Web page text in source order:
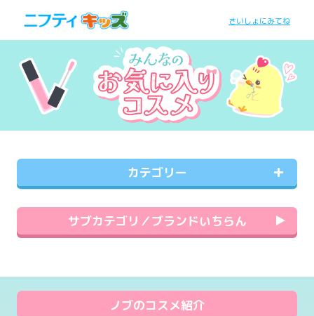
さいしょにみてね
カテゴリー
サブカテゴリ／ブランドいちらん
ノブのコスメ紹介